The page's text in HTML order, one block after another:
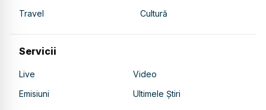
Travel
Cultură
Servicii
Live
Video
Emisiuni
Ultimele Știri